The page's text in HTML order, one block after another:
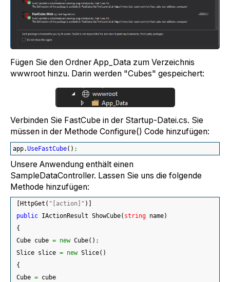
Fügen Sie den Ordner App_Data zum Verzeichnis
wwwroot hinzu. Darin werden "Cubes" gespeichert:
Verbinden Sie FastCube in der Startup-Datei.cs. Sie
müssen in der Methode Configure() Code hinzufügen:
app.UseFastCube( ) ;
Unsere Anwendung enthält einen
SampleDataController. Lassen Sie uns die folgende
Methode hinzufügen:
HttpGet ( "[action]" )
public IActionResult ShowCube( string name)
{
Cube cube = new Cube( ) ;
Slice slice = new Slice( )
{
Cube = cube